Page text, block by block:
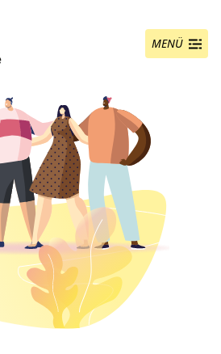
MENÜ
ANZEIGEN